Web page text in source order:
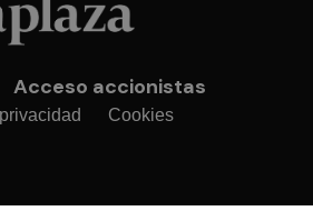
Acceso accionistas
Cookies